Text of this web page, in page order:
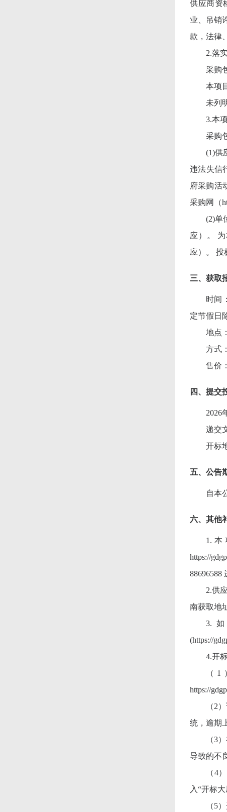
供应商资
业、吊销
款，法律
2.落
采购
本项
未列
3.本
采购
(1)供
违法失信
府采购活
采购网（
(2)单
应）。
应）。 投
三、获取
时间：
定节假日
地点
方式
售价：
四、提交
2026
递交
开标
五、公告
自本
六、其他
1.
https://
88696588
2.供
南获取地
3.
(https://
4.开
（ 1
https://
（2
统，逾期
（3
导致的不
（4
入“开标
（5